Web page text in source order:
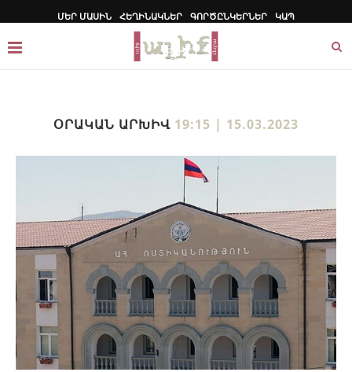
ՄԵՐ ՄԱՍԻՆ ՀԵՂԻՆԱԿՆԵՐ ԳՈՐԾԸՆԿԵՐՆԵՐ ԿԱՊ
ՕՐԱԿԱՆ ԱՐԽԻՎ 19:15 | 15.03.2023